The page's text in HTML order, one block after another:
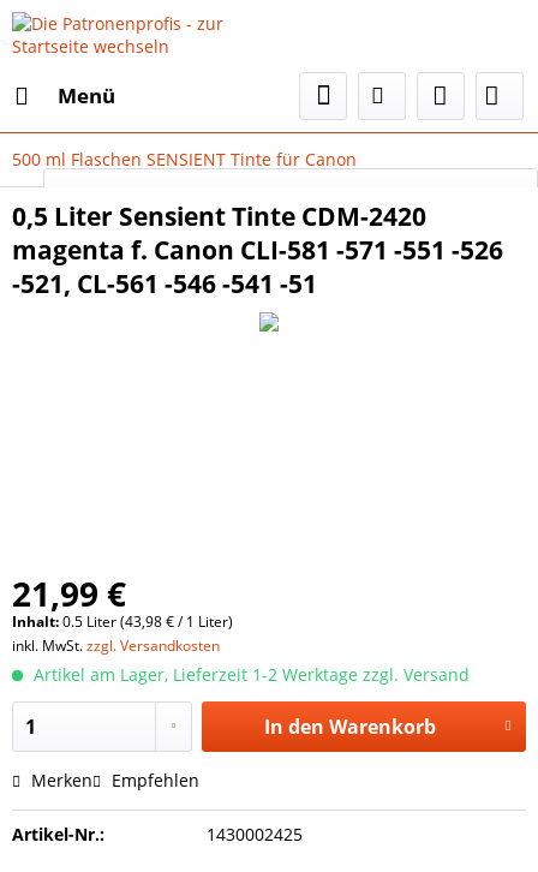
Menü
500 ml Flaschen SENSIENT Tinte für Canon
0,5 Liter Sensient Tinte CDM-2420
magenta f. Canon CLI-581 -571 -551 -526
-521, CL-561 -546 -541 -51
21,99 €
Inhalt:0.5 Liter (43,98 € / 1 Liter)
inkl. MwSt.zzgl. Versandkosten
Artikel am Lager, Lieferzeit 1-2 Werktage zzgl. Versand
In den Warenkorb
Merken Empfehlen
Artikel-Nr.: 1430002425